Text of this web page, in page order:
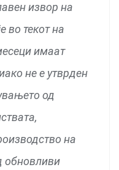
извор на
во текот на
имаат
не е утврден
од
на
обновливи